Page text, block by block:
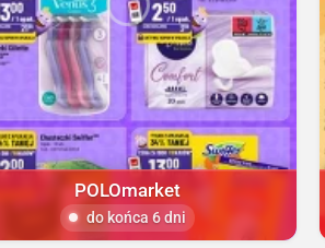
POLOmarket
do końca 6 dni